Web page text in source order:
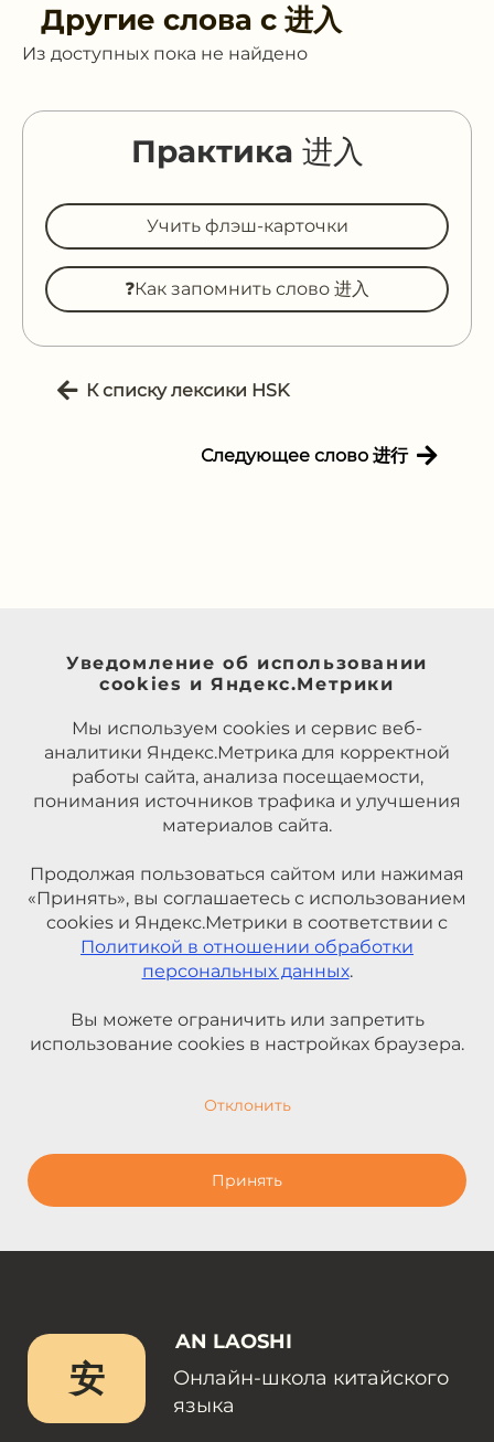
Другие слова с 进入
Из доступных пока не найдено
Практика 进入
Учить флэш-карточки
❓Как запомнить слово 进入
К списку лексики HSK
Следующее слово 进行
Уведомление об использовании
cookies и Яндекс.Метрики
Мы используем cookies и сервис веб-
аналитики Яндекс.Метрика для корректной
работы сайта, анализа посещаемости,
понимания источников трафика и улучшения
материалов сайта.
Продолжая пользоваться сайтом или нажимая
«Принять», вы соглашаетесь с использованием
cookies и Яндекс.Метрики в соответствии с
Политикой в отношении обработки
персональных данных.
Вы можете ограничить или запретить
использование cookies в настройках браузера.
Отклонить
Принять
安
AN LAOSHI
Онлайн-школа китайского
языка